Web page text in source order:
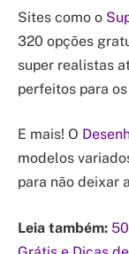
Sites como o
320 opções
super realistas
perfeitos para
E mais! O
modelos
para não deixar
Leia também: